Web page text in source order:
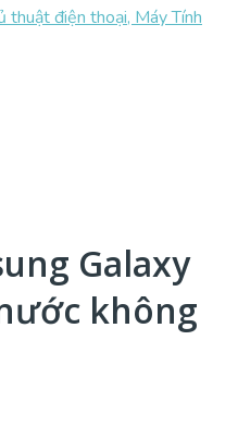
Galaxy
không